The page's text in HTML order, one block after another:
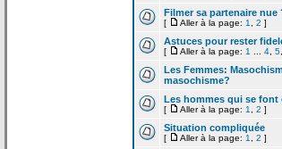
Filmer sa partenaire nue
[ Aller à la page: 1 2 ]
Astuces pour rester
[ Aller à la page: 1 4 5
Les Femmes:
masochisme?
Les hommes qui se font
[ Aller à la page: 1 2 ]
Situation compliquée
[ Aller à la page: 1 2 ]